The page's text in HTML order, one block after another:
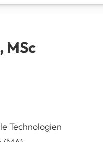
, MSc
Technologien